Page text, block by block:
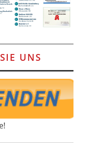
UNS